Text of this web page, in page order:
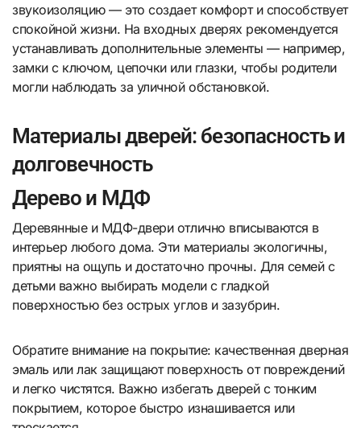
звукоизоляцию — это создает комфорт и способствует
спокойной жизни. На входных дверях рекомендуется
устанавливать дополнительные элементы — например,
замки с ключом, цепочки или глазки, чтобы родители
могли наблюдать за уличной обстановкой.
Материалы дверей: безопасность и
долговечность
Дерево и МДФ
Деревянные и МДФ-двери отлично вписываются в
интерьер любого дома. Эти материалы экологичны,
приятны на ощупь и достаточно прочны. Для семей с
детьми важно выбирать модели с гладкой
поверхностью без острых углов и зазубрин.
Обратите внимание на покрытие: качественная дверная
эмаль или лак защищают поверхность от повреждений
и легко чистятся. Важно избегать дверей с тонким
покрытием, которое быстро изнашивается или